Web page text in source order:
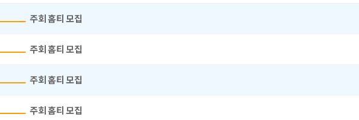
주회 홈티 모집
주회 홈티 모집
주회 홈티 모집
주회 홈티 모집